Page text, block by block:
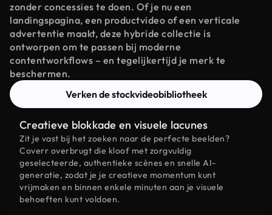
zonder concessies te doen. Of je nu een
landingspagina, een productvideo of een verticale
advertentie maakt, deze hybride collectie is
ontworpen om te passen bij moderne
contentworkflows – en tegelijkertijd je merk te
beschermen.
Verken de stockvideobibliotheek
Creatieve blokkade en visuele lacunes
Zit je vast bij het zoeken naar de perfecte beelden?
Coverr overbrugt die kloof met zorgvuldig
geselecteerde, authentieke scènes en snelle AI-
generatie, zodat je je creatieve momentum kunt
vrijmaken en binnen enkele minuten aan je visuele
behoeften kunt voldoen.